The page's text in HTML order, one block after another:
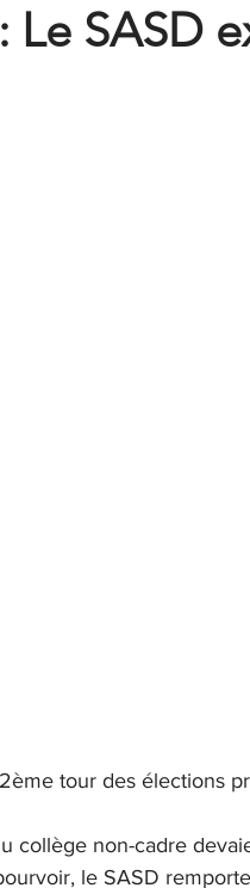
Le SASD
tour des élections
collège non-cadre
le SASD